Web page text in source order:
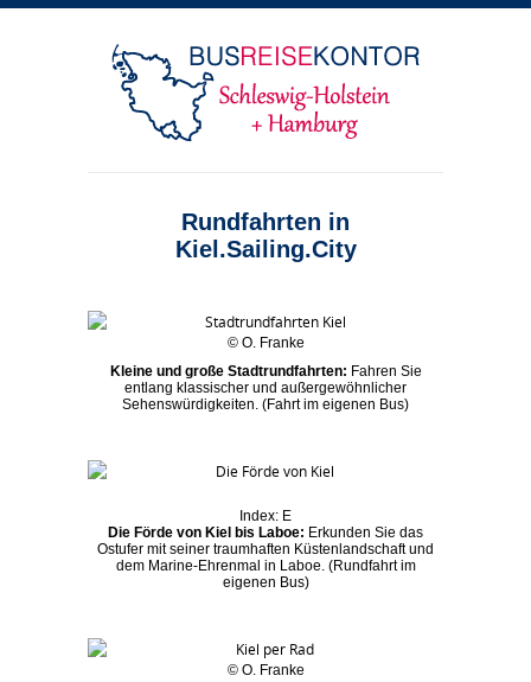
Rundfahrten in
Kiel.Sailing.City
© O. Franke
Kleine und große Stadtrundfahrten: Fahren Sie
entlang klassischer und außergewöhnlicher
Sehenswürdigkeiten. (Fahrt im eigenen Bus)
Index: E
Die Förde von Kiel bis Laboe: Erkunden Sie das
Ostufer mit seiner traumhaften Küstenlandschaft und
dem Marine-Ehrenmal in Laboe. (Rundfahrt im
eigenen Bus)
© O. Franke